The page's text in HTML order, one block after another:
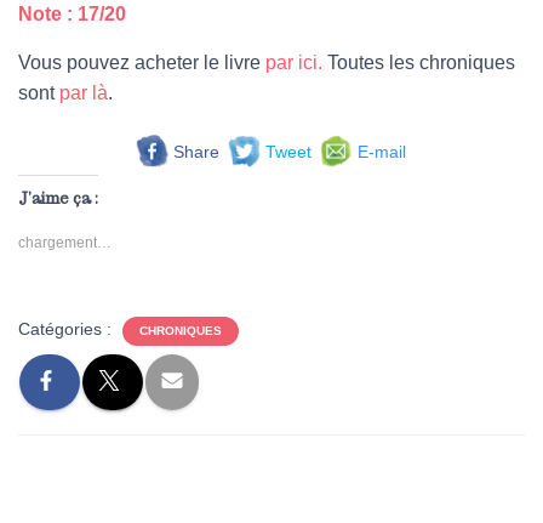
Note : 17/20
Vous pouvez acheter le livre par ici. Toutes les chroniques
sont par là.
Share Tweet E-mail
J’aime ça :
chargement…
Catégories : CHRONIQUES